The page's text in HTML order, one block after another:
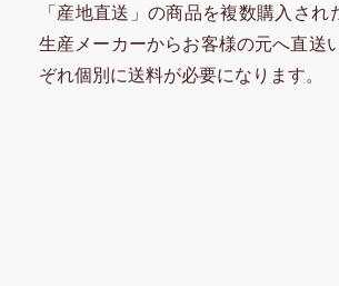
「産地直送」の商品を複数購入さ
生産メーカーからお客様の元へ直送
ぞれ個別に送料が必要になります。